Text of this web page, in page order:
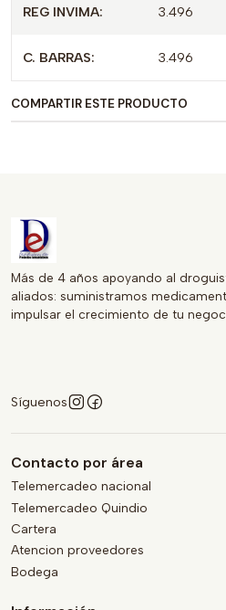
REG INVIMA: 3.496
C. BARRAS: 3.496
COMPARTIR ESTE PRODUCTO
Más de 4 años apoyando al
aliados: suministramos
impulsar el crecimiento de tu
Síguenos
Contacto por área
Telemercadeo nacional
Telemercadeo Quindio
Cartera
Atencion proveedores
Bodega